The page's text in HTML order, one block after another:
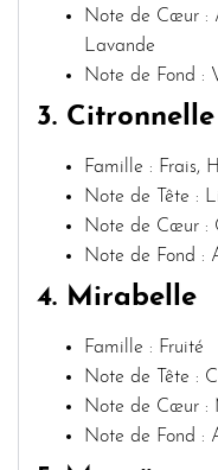
Note de Cœur :
Lavande
Note de Fond :
3. Citronnelle
Famille : Frais,
Note de Tête :
Note de Cœur :
Note de Fond :
4. Mirabelle
Famille : Fruité
Note de Tête :
Note de Cœur :
Note de Fond :